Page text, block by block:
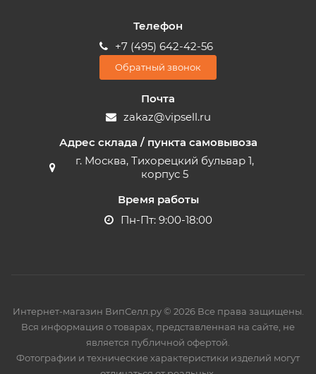
Телефон
+7 (495) 642-42-56
Обратный звонок
Почта
zakaz@vipsell.ru
Адрес склада / пункта самовывоза
г. Москва, Тихорецкий бульвар 1,
корпус 5
Время работы
Пн-Пт: 9:00-18:00
Интернет-магазин ВипСелл.ру © 2026 Все права защищены.
Вся информация о товарах, представленная на сайте, не
является публичной офертой.
Фотографии и технические характеристики изделий могут